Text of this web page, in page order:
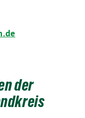
der